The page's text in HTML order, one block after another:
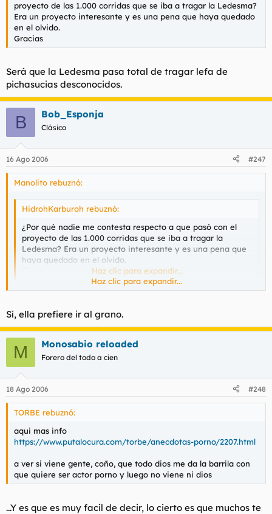
proyecto de las 1.000 corridas que se iba a tragar la Ledesma?
Era un proyecto interesante y es una pena que haya quedado
en el olvido.
Gracias
Será que la Ledesma pasa total de tragar lefa de
pichasucias desconocidos.
B Bob_Esponja
Clásico
16 Ago 2006 #247
Manolito rebuznó:
HidrohKarburoh rebuznó:
¿Por qué nadie me contesta respecto a que pasó con el
proyecto de las 1.000 corridas que se iba a tragar la
Ledesma? Era un proyecto interesante y es una pena que
haya quedado en el olvido.
Haz clic para expandir...
desconocidos.
Haz clic para expandir...
Sí, ella prefiere ir al grano.
M Monosabio reloaded
Forero del todo a cien
18 Ago 2006 #248
TORBE rebuznó:
aqui mas info
https://www.putalocura.com/torbe/anecdotas-porno/2207.html
a ver si viene gente, coño, que todo dios me da la barrila con
que quiere ser actor porno y luego no viene ni dios
...Y es que es muy facil de decir, lo cierto es que muchos te